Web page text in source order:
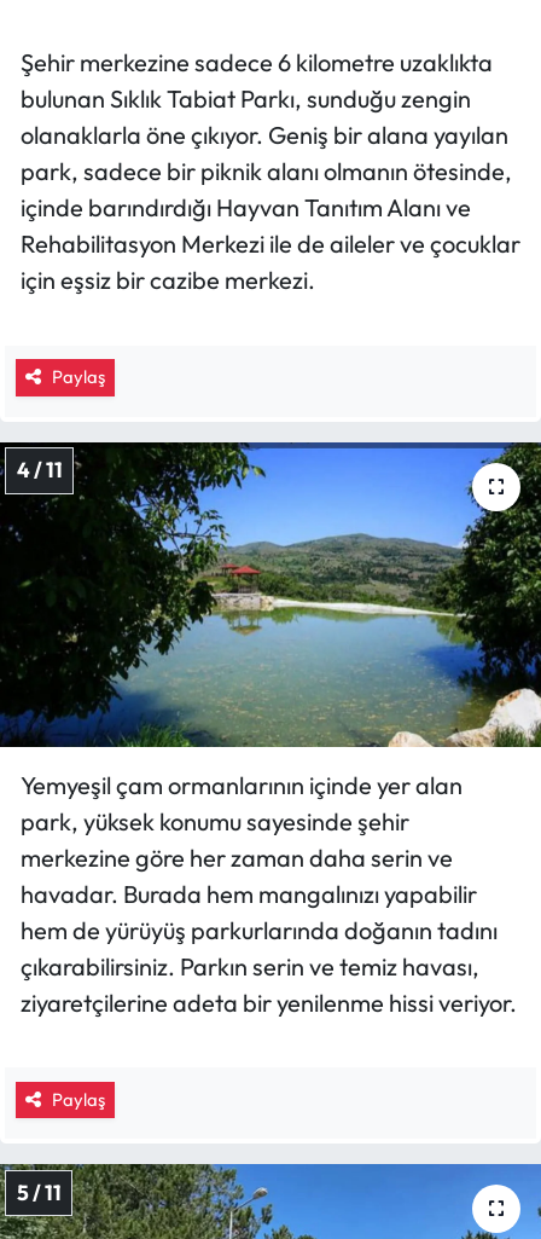
Şehir merkezine sadece 6 kilometre uzaklıkta
bulunan Sıklık Tabiat Parkı, sunduğu zengin
olanaklarla öne çıkıyor. Geniş bir alana yayılan
park, sadece bir piknik alanı olmanın ötesinde,
içinde barındırdığı Hayvan Tanıtım Alanı ve
Rehabilitasyon Merkezi ile de aileler ve çocuklar
için eşsiz bir cazibe merkezi.
Paylaş
4 / 11
Yemyeşil çam ormanlarının içinde yer alan
park, yüksek konumu sayesinde şehir
merkezine göre her zaman daha serin ve
havadar. Burada hem mangalınızı yapabilir
hem de yürüyüş parkurlarında doğanın tadını
çıkarabilirsiniz. Parkın serin ve temiz havası,
ziyaretçilerine adeta bir yenilenme hissi veriyor.
Paylaş
5 / 11